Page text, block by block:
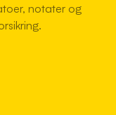
notater og